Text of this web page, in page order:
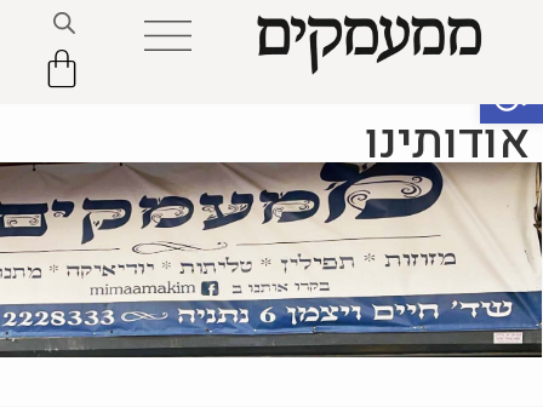
פתח סרגל נגישות
אודותינו